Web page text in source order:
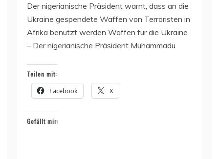
Der nigerianische Präsident warnt, dass an die
Ukraine gespendete Waffen von Terroristen in
Afrika benutzt werden Waffen für die Ukraine
– Der nigerianische Präsident Muhammadu
Teilen mit:
Facebook X
Gefällt mir: